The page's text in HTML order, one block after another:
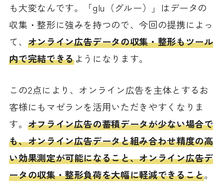
も大変なんです。「glu（グルー）」はデータの
収集・整形に強みを持つので、今回の提携によっ
て、 オンライン広告データの収集・整形もツール
内で完結できるようになります。
この2点により、オンライン広告を主体とするお
客様にもマゼランを活用いただきやすくなりま
す。 オフライン広告の蓄積データが少ない場合で
も、オンライン広告データと組み合わせ精度の高
い効果測定が可能になること、オンライン広告デ
ータの収集・整形負荷を大幅に軽減できること。